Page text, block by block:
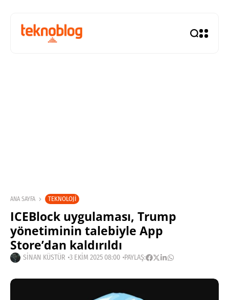
ANA SAYFA TEKNOLOJI
ICEBlock uygulaması, Trump
yönetiminin talebiyle App
Store’dan kaldırıldı
SINAN KÜSTÜR 3 EKIM 2025 08:00 PAYLAŞ: